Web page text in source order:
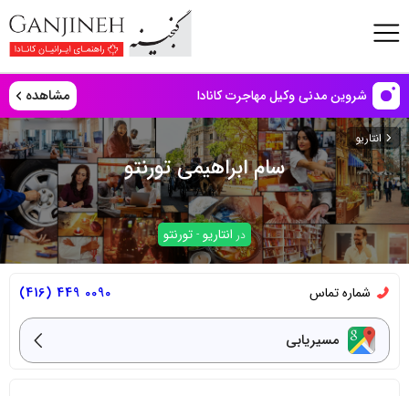
شروین مدنی وکیل مهاجرت کانادا مشاهده
انتاریو
سام ابراهیمی تورنتو
در انتاریو - تورنتو
شماره تماس 0090 449 (416)
مسیریابی